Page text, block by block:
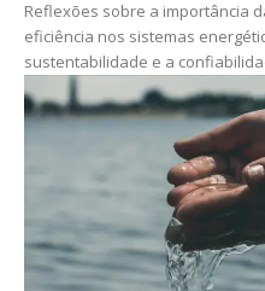
Reflexões sobre a importância
eficiência nos sistemas
sustentabilidade e a